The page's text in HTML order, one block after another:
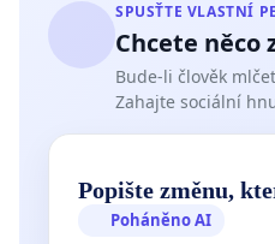
SPUSŤTE VLASTNÍ
Chcete něco
Bude-li člověk
Zahajte sociální
Popište změnu,
Poháněno AI